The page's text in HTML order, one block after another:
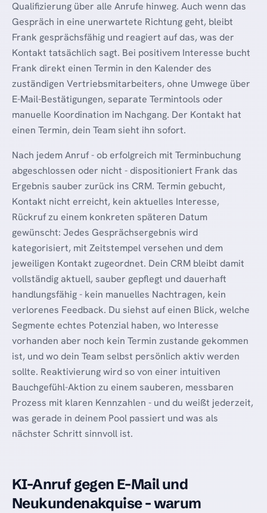
Qualifizierung über alle Anrufe hinweg. Auch wenn das
Gespräch in eine unerwartete Richtung geht, bleibt
Frank gesprächsfähig und reagiert auf das, was der
Kontakt tatsächlich sagt. Bei positivem Interesse bucht
Frank direkt einen Termin in den Kalender des
zuständigen Vertriebsmitarbeiters, ohne Umwege über
E-Mail-Bestätigungen, separate Termintools oder
manuelle Koordination im Nachgang. Der Kontakt hat
einen Termin, dein Team sieht ihn sofort.
Nach jedem Anruf - ob erfolgreich mit Terminbuchung
abgeschlossen oder nicht - dispositioniert Frank das
Ergebnis sauber zurück ins CRM. Termin gebucht,
Kontakt nicht erreicht, kein aktuelles Interesse,
Rückruf zu einem konkreten späteren Datum
gewünscht: Jedes Gesprächsergebnis wird
kategorisiert, mit Zeitstempel versehen und dem
jeweiligen Kontakt zugeordnet. Dein CRM bleibt damit
vollständig aktuell, sauber gepflegt und dauerhaft
handlungsfähig - kein manuelles Nachtragen, kein
verlorenes Feedback. Du siehst auf einen Blick, welche
Segmente echtes Potenzial haben, wo Interesse
vorhanden aber noch kein Termin zustande gekommen
ist, und wo dein Team selbst persönlich aktiv werden
sollte. Reaktivierung wird so von einer intuitiven
Bauchgefühl-Aktion zu einem sauberen, messbaren
Prozess mit klaren Kennzahlen - und du weißt jederzeit,
was gerade in deinem Pool passiert und was als
nächster Schritt sinnvoll ist.
KI-Anruf gegen E-Mail und
Neukundenakquise - warum